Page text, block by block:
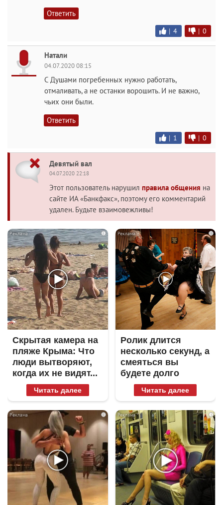
Ответить
| 4 | 0
Натали
04.07.2020 08:15
С Душами погребенных нужно работать,
отмаливать, а не останки ворошить. И не важно,
чьих они были.
Ответить
| 1 | 0
Девятый вал
04.07.2020 22:18
Этот пользователь нарушил правила общения на
сайте ИА «Банкфакс», поэтому его комментарий
удален. Будьте взаимовежливы!
i
Скрытая камера на
пляже Крыма: Что
люди вытворяют,
когда их не видят...
Читать далее
i
Ролик длится
несколько секунд, а
смеяться вы
будете долго
Читать далее
i i